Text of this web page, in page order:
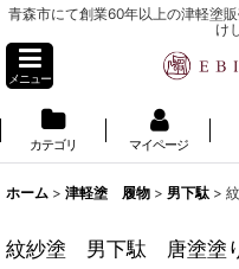
青森市にて創業60年以上の津軽塗
け
メニュー
カテゴリ マイページ
ホーム > 津軽塗 履物 > 男下駄 >
紋紗塗 男下駄 唐塗塗